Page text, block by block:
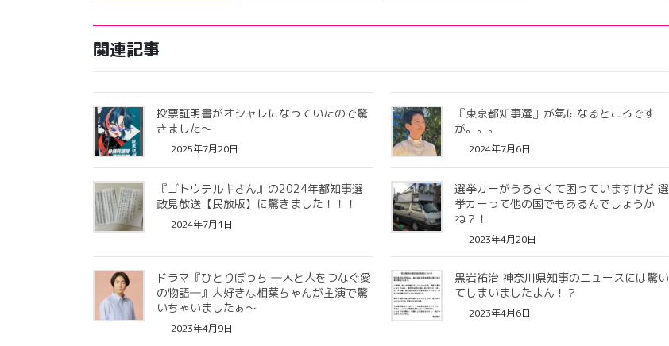
関連記事
投票証明書がオシャレになっていたので驚
きました〜
2025年7月20日
『東京都知事選』が氣になるところです
が。。。
2024年7月6日
『ゴトウテルキさん』の2024年都知事選
政見放送【民放版】に驚きました！！！
2024年7月1日
選挙カーがうるさくて困っていますけど 選
挙カーって他の国でもあるんでしょうか
ね？！
2023年4月20日
ドラマ『ひとりぼっち ―人と人をつなぐ愛
の物語―』大好きな相葉ちゃんが主演で驚
いちゃいましたぁ〜
2023年4月9日
黒岩祐治 神奈川県知事のニュースには驚い
てしまいましたよん！？
2023年4月6日